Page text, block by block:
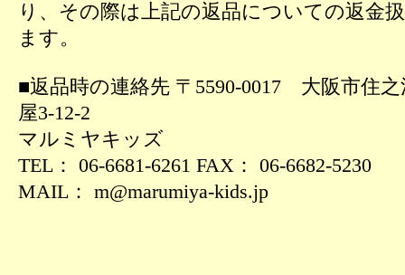
り、その際は上記の返品についての返金
ます。
■返品時の連絡先 〒5590-0017 大阪市住
屋3-12-2
マルミヤキッズ
TEL： 06-6681-6261 FAX： 06-6682-5230
MAIL： m@marumiya-kids.jp